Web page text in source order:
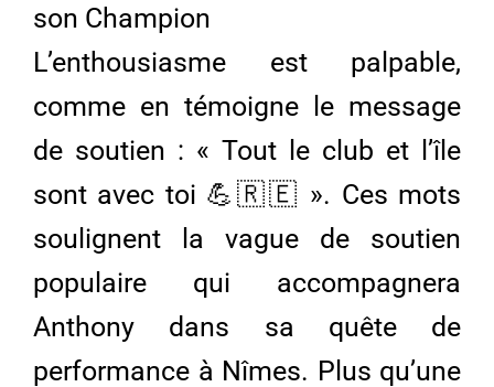
son Champion
L’enthousiasme est palpable,
comme en témoigne le message
de soutien : « Tout le club et l’île
sont avec toi 💪🇷🇪 ». Ces mots
soulignent la vague de soutien
populaire qui accompagnera
Anthony dans sa quête de
performance à Nîmes. Plus qu’une